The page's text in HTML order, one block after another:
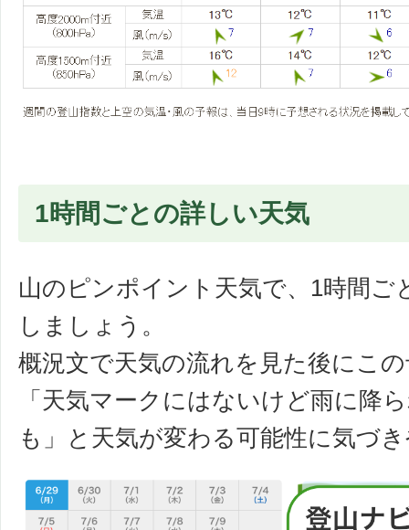
1時間ごとの詳しい天気
山のピンポイント天気で、1時間ご
しましょう。
概況文で天気の流れを見た後にこ
「天気マークにはないけど雨に降
も」と天気が変わる可能性に気づ